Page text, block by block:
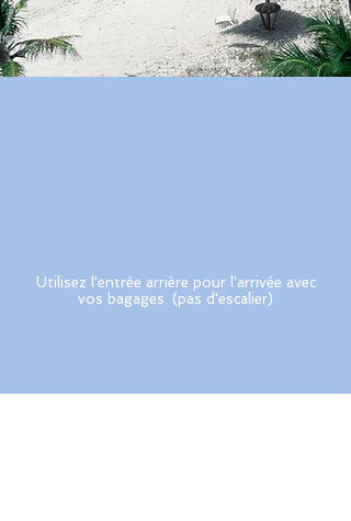
Utilisez l'entrée arrière pour l'arrivée avec
vos bagages. (pas d'escalier)